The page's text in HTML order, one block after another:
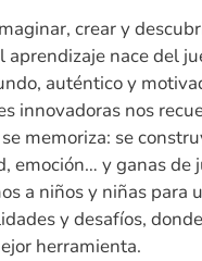
crear y
aprendizaje nace del
auténtico y
innovadoras nos
memoriza: se
emoción… y ganas de
a niños y niñas para
y desafíos,
herramienta.